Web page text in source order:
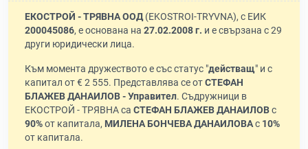
ЕКОСТРОЙ - ТРЯВНА ООД(EKOSTROI-TRYVNA), с ЕИК
200045086, е основана на 27.02.2008 г. и е свързана с 29
други юридически лица.
Към момента дружеството е със статус "действащ" и с
капитал от € 2 555. Представлява се отСТЕФАН
БЛАЖЕВ ДАНАИЛОВ - Управител. Съдружници в
ЕКОСТРОЙ - ТРЯВНА са СТЕФАН БЛАЖЕВ ДАНАИЛОВс
90%от капитала, МИЛЕНА БОНЧЕВА ДАНАИЛОВАс 10%
от капитала.